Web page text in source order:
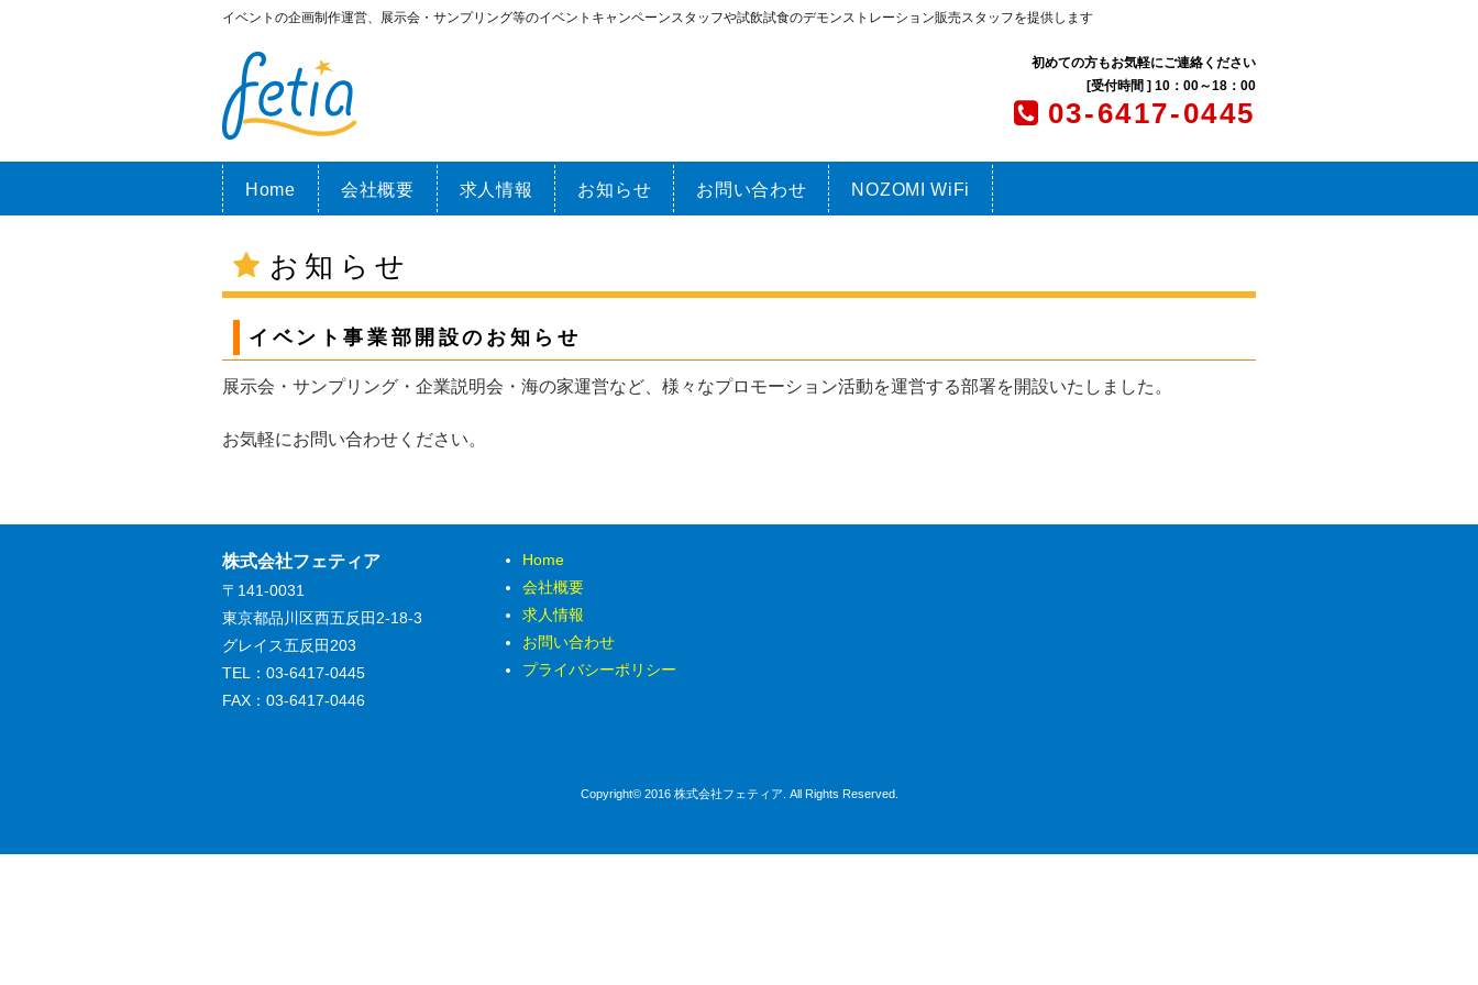
イベントの企画制作運営、展示会・サンプリング等のイベントキャンペーンスタッフや試飲試食のデモンストレーション販売スタッフを提供します
初めての方もお気軽にご連絡ください
[受付時間 ] 10：00～18：00
03-6417-0445
Home 会社概要 求人情報 お知らせ お問い合わせ NOZOMI WiFi
お知らせ
イベント事業部開設のお知らせ
展示会・サンプリング・企業説明会・海の家運営など、様々なプロモーション活動を運営する部署を開設いたしました。
お気軽にお問い合わせください。
株式会社フェティア
〒141-0031
東京都品川区西五反田2-18-3
グレイス五反田203
TEL：03-6417-0445
FAX：03-6417-0446
Home
会社概要
求人情報
お問い合わせ
プライバシーポリシー
Copyright© 2016 株式会社フェティア. All Rights Reserved.